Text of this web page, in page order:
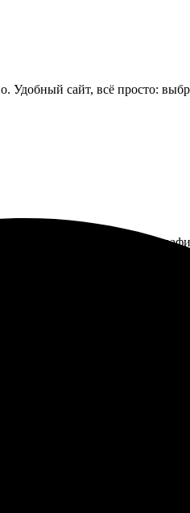
сайт, всё просто:
прост: выбрала
получились яркими и
фото, выбрал размер и
сувениров для друзей.